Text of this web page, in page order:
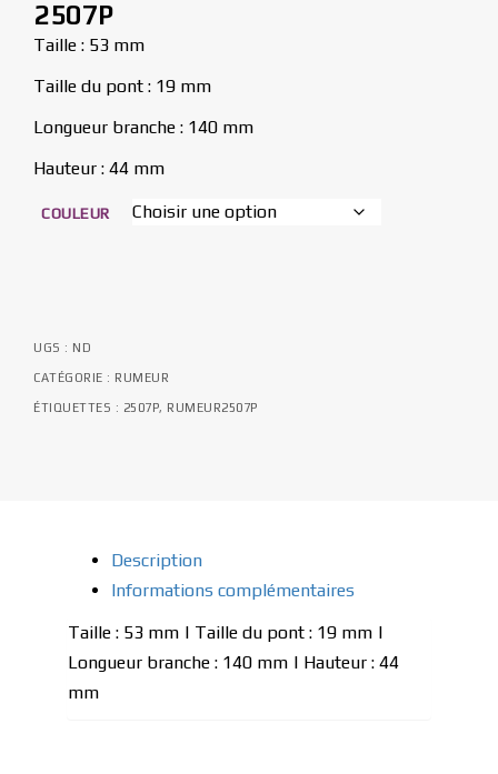
2507P
Taille : 53 mm
Taille du pont : 19 mm
Longueur branche : 140 mm
Hauteur : 44 mm
COULEUR
UGS : ND
CATÉGORIE : RUMEUR
ÉTIQUETTES : 2507P, RUMEUR2507P
Description
Informations complémentaires
Taille : 53 mm | Taille du pont : 19 mm |
Longueur branche : 140 mm | Hauteur : 44
mm